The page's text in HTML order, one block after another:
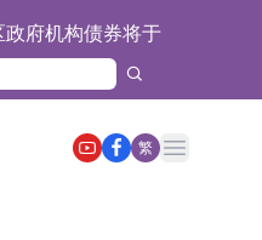
政府机构债券将于
透过重开进行投标
平均指数挂钩债券将
日进行投标
国糖果前高管的失当
消资格令
跌幅榜前十，融信中
繁
Open main menu